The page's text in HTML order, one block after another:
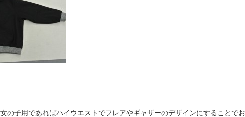
の子用であればハイウエストでフレアやギャザーのデザインにすることでお